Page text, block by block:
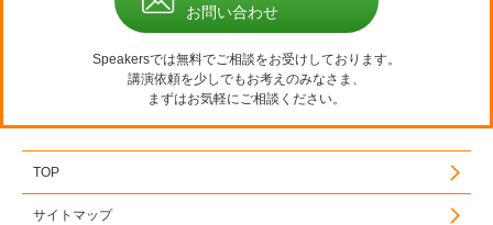
お問い合わせ
Speakersでは無料でご相談をお受けしております。
講演依頼を少しでもお考えのみなさま、
まずはお気軽にご相談ください。
TOP
サイトマップ